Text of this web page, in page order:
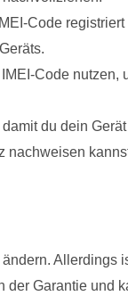
Code
Code nutzen,
du dein
nachweisen
Allerdings
Garantie und